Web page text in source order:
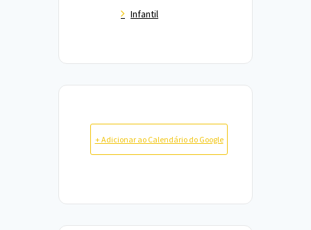
Infantil
+ Adicionar ao Calendário do Google